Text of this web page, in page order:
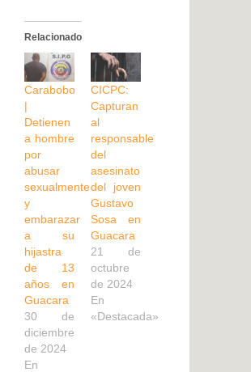
Relacionado
Carabobo
|
Detienen
a hombre
por
abusar
sexualmente
y
embarazar
a su
hijastra
de 13
años en
Guacara
30 de
diciembre
de 2024
En
CICPC:
Capturan
al
responsable
del
asesinato
del joven
Gustavo
Sosa en
Guacara
21 de
octubre
de 2024
En
«Destacada»